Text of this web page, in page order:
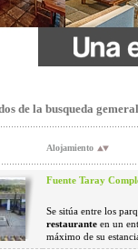
de la busqueda
Alojamiento
Fuente Taray
Se sitúa entre los
restaurante en un
máximo de su